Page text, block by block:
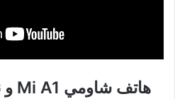
هاتف شاومي Mi A1 و نظام أندرويد One